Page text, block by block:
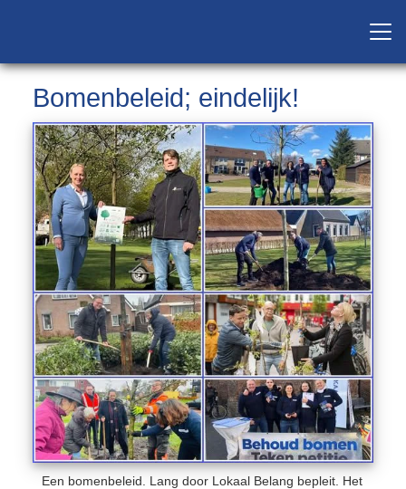
Bomenbeleid; eindelijk!
Een bomenbeleid. Lang door Lokaal Belang bepleit. Het